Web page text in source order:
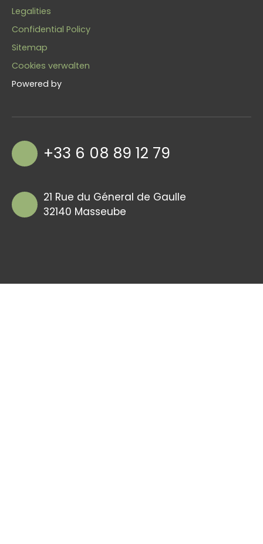
Legalities
Confidential Policy
Sitemap
Cookies verwalten
Powered by
+33 6 08 89 12 79
21 Rue du Géneral de Gaulle
32140 Masseube